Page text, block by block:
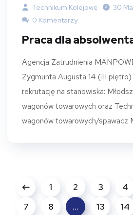
Technikum Kolejowe
30
0 Komentarzy
Praca dla
Agencja Zatrudnienia
Zygmunta Augusta 14 (III
rekrutację na stanowiska:
wagonów towarowych oraz
wagonów towarowych/spawacz
1 2 3 4
7
8 … 13 14